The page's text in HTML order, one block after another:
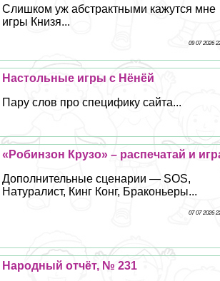
Слишком уж абстpaктными кажутся мне
игры Книзя...
09 07 2026
Настольные игры с Нёнёй
Пару слов про специфику сайта...
«Робинзон Крузо» – распечатай и
Дополнительные сценарии — SOS,
Натуралист, Кинг Конг, Бpaконьеры...
07 07 2026
Народный отчёт, № 231